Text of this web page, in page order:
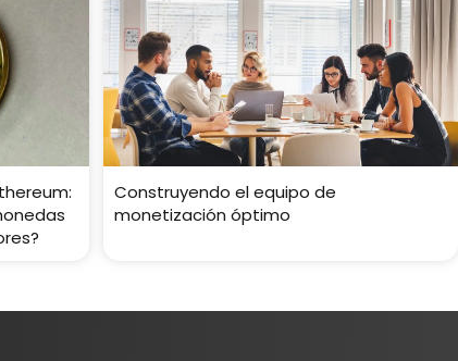
Construyendo el equipo de
monetización óptimo